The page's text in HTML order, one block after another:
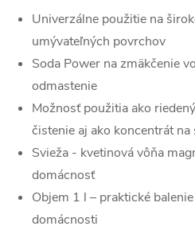
Univerzálne použitie na
umývateľných povrchov
Soda Power na zmäkčenie
odmastenie
Možnosť použitia ako
čistenie aj ako koncentrát
Svieža - kvetinová vôňa
domácnosť
Objem 1 l – praktické
domácnosti